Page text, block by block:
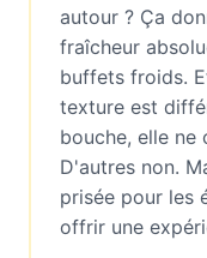
autour ? Ça
fraîcheur
buffets froids.
texture est
bouche, elle ne
D'autres non.
prisée pour les
offrir une